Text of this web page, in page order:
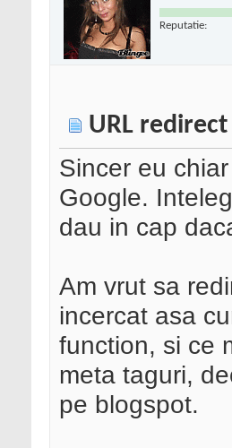
Reputatie:
URL
Sincer eu
Google.
dau in cap
Am vrut sa
incercat asa
function, si ce
meta taguri,
pe blogspot.